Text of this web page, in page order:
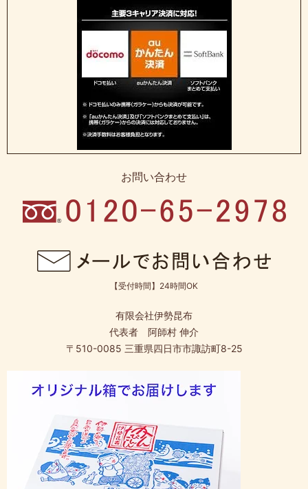
お問い合わせ
【受付時間】24時間OK
有限会社伊勢昆布
代表者 阿師村 伸介
〒510-0085 三重県四日市市諏訪町8-25